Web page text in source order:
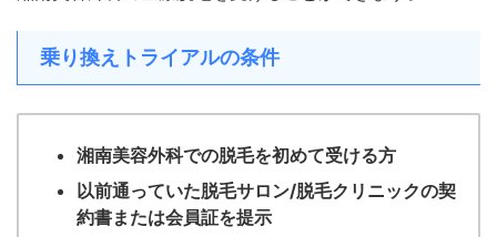
乗り換えトライアルの条件
湘南美容外科での脱毛を初めて受ける方
以前通っていた脱毛サロン/脱毛クリニックの契
約書または会員証を提示